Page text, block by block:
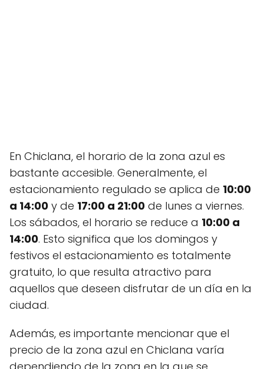
En Chiclana, el horario de la zona azul es
bastante accesible. Generalmente, el
estacionamiento regulado se aplica de 10:00
a 14:00 y de 17:00 a 21:00 de lunes a viernes.
Los sábados, el horario se reduce a 10:00 a
14:00. Esto significa que los domingos y
festivos el estacionamiento es totalmente
gratuito, lo que resulta atractivo para
aquellos que deseen disfrutar de un día en la
ciudad.
Además, es importante mencionar que el
precio de la zona azul en Chiclana varía